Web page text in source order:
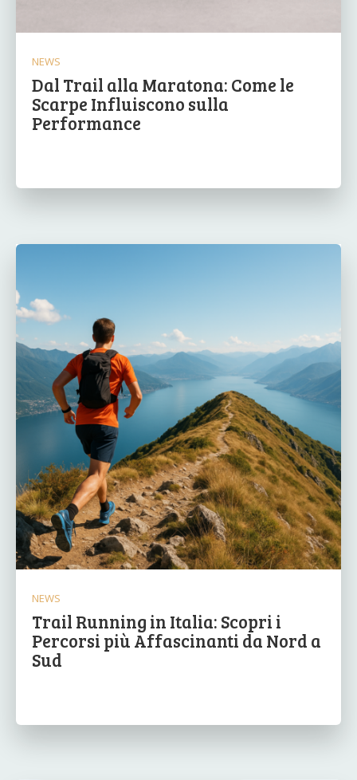
NEWS
Dal Trail alla Maratona: Come le
Scarpe Influiscono sulla
Performance
NEWS
Trail Running in Italia: Scopri i
Percorsi più Affascinanti da Nord a
Sud